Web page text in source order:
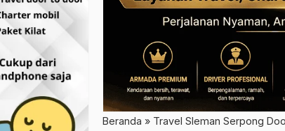
Beranda » Travel Sleman Serpong